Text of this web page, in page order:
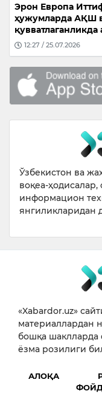
Эрон Европа
ҳужумларда АҚШ
қувватлаганликда
12:27 / 25.07.2026
Ўзбекистон ва
воқеа-
информацион
янгиликларидан
«Xabardor.uz»
материаллардан
бошқа шаклларда
ёзма розилиги
АЛОҚА